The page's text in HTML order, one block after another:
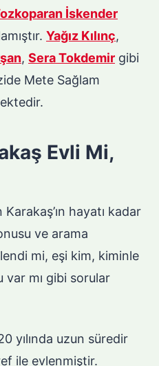
İskender
Yağız Kılınç,
, Sera Tokdemir gibi
Mete Sağlam
Evli Mi,
hayatı kadar
ve arama
mi, eşi kim, kiminle
var mı gibi sorular
yılında uzun süredir
ile evlenmiştir.